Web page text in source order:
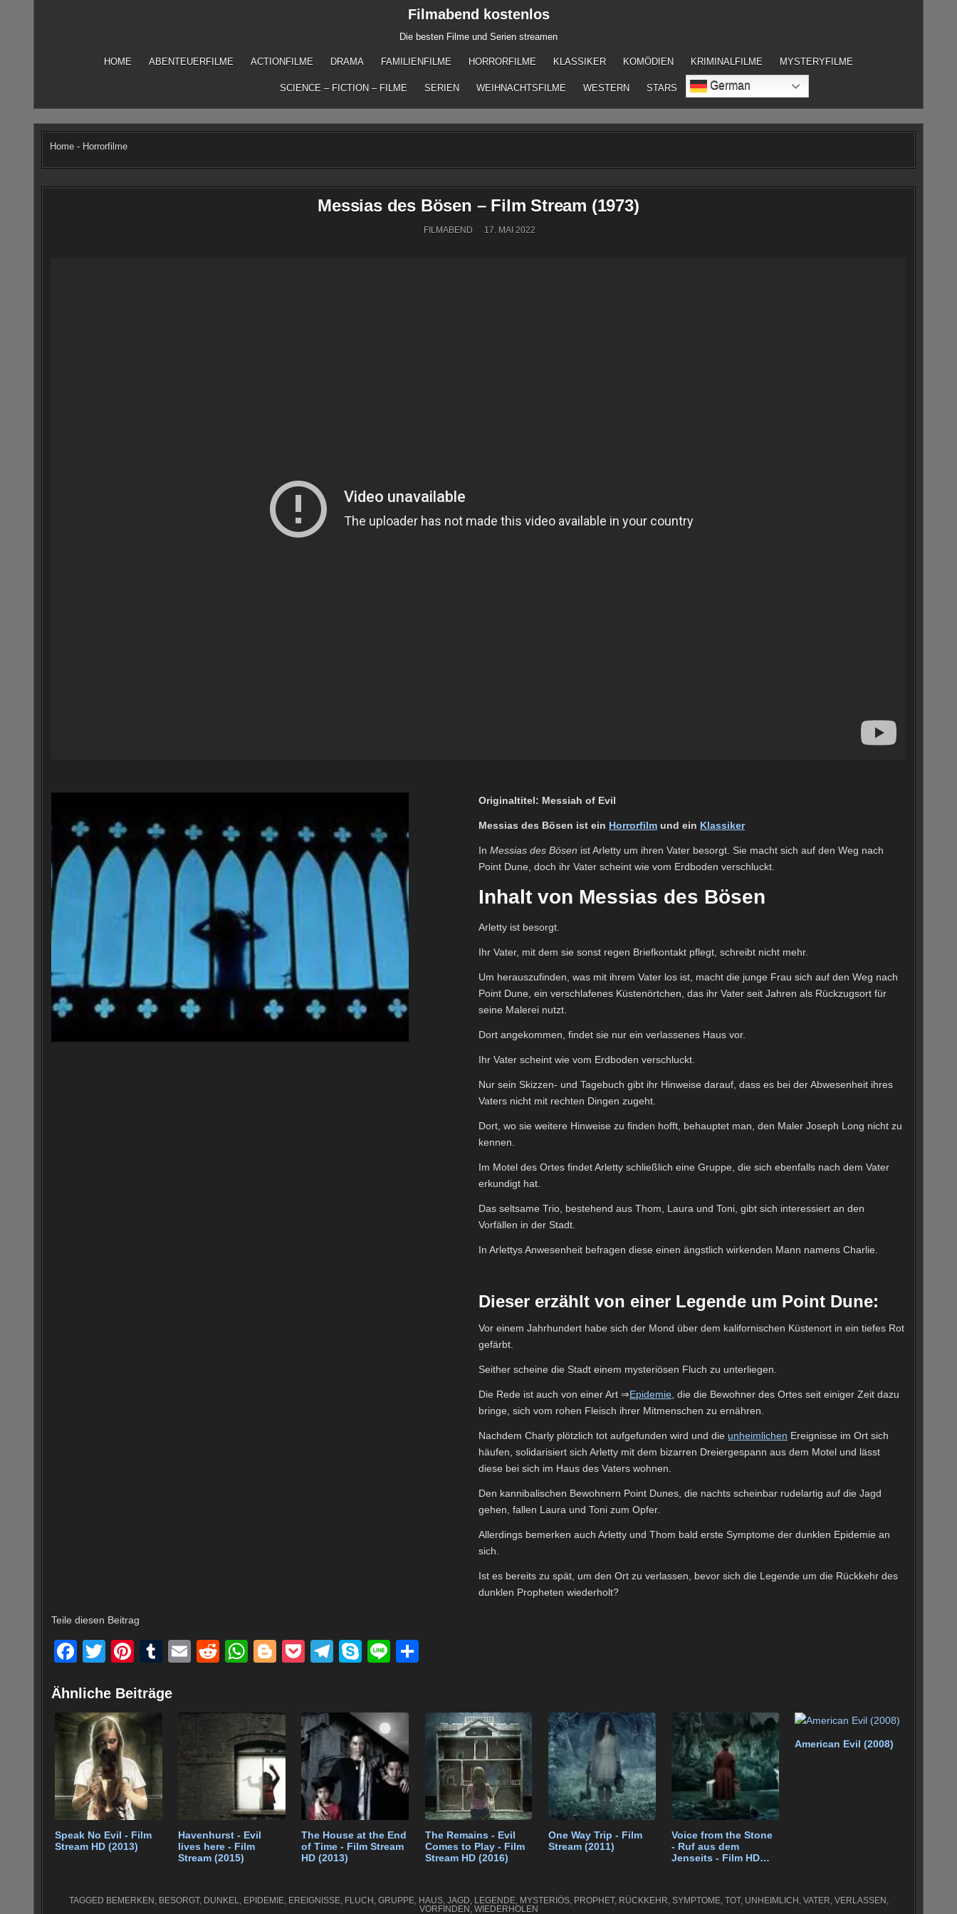
Filmabend kostenlos
Die besten Filme und Serien streamen
HOME ABENTEUERFILME ACTIONFILME DRAMA FAMILIENFILME HORRORFILME KLASSIKER KOMÖDIEN KRIMINALFILME MYSTERYFILME
SCIENCE – FICTION – FILME SERIEN WEIHNACHTSFILME WESTERN STARS German
Home - Horrorfilme
Messias des Bösen – Film Stream (1973)
FILMABEND 17. MAI 2022
Originaltitel: Messiah of Evil
Messias des Bösen ist ein Horrorfilm und ein Klassiker
In Messias des Bösen ist Arletty um ihren Vater besorgt. Sie macht sich auf den Weg nach
Point Dune, doch ihr Vater scheint wie vom Erdboden verschluckt.
Inhalt von Messias des Bösen
Arletty ist besorgt.
Ihr Vater, mit dem sie sonst regen Briefkontakt pflegt, schreibt nicht mehr.
Um herauszufinden, was mit ihrem Vater los ist, macht die junge Frau sich auf den Weg nach
Point Dune, ein verschlafenes Küstenörtchen, das ihr Vater seit Jahren als Rückzugsort für
seine Malerei nutzt.
Dort angekommen, findet sie nur ein verlassenes Haus vor.
Ihr Vater scheint wie vom Erdboden verschluckt.
Nur sein Skizzen- und Tagebuch gibt ihr Hinweise darauf, dass es bei der Abwesenheit ihres
Vaters nicht mit rechten Dingen zugeht.
Dort, wo sie weitere Hinweise zu finden hofft, behauptet man, den Maler Joseph Long nicht zu
kennen.
Im Motel des Ortes findet Arletty schließlich eine Gruppe, die sich ebenfalls nach dem Vater
erkundigt hat.
Das seltsame Trio, bestehend aus Thom, Laura und Toni, gibt sich interessiert an den
Vorfällen in der Stadt.
In Arlettys Anwesenheit befragen diese einen ängstlich wirkenden Mann namens Charlie.
Dieser erzählt von einer Legende um Point Dune:
Vor einem Jahrhundert habe sich der Mond über dem kalifornischen Küstenort in ein tiefes Rot
gefärbt.
Seither scheine die Stadt einem mysteriösen Fluch zu unterliegen.
Die Rede ist auch von einer Art ⇒Epidemie, die die Bewohner des Ortes seit einiger Zeit dazu
bringe, sich vom rohen Fleisch ihrer Mitmenschen zu ernähren.
Nachdem Charly plötzlich tot aufgefunden wird und die unheimlichen Ereignisse im Ort sich
häufen, solidarisiert sich Arletty mit dem bizarren Dreiergespann aus dem Motel und lässt
diese bei sich im Haus des Vaters wohnen.
Den kannibalischen Bewohnern Point Dunes, die nachts scheinbar rudelartig auf die Jagd
gehen, fallen Laura und Toni zum Opfer.
Allerdings bemerken auch Arletty und Thom bald erste Symptome der dunklen Epidemie an
sich.
Ist es bereits zu spät, um den Ort zu verlassen, bevor sich die Legende um die Rückkehr des
dunklen Propheten wiederholt?
Teile diesen Beitrag
F
c
e
b
o
o
k
T
tt
er
Pi
er
e
st
T
m
bl
E
R
di
t
W
s
A
p
p
Bl
g
er
P
et
T
gr
a
m
S
e
Li
n
Ähnliche Beiträge
Speak No Evil - Film
Stream HD (2013)
Havenhurst - Evil
lives here - Film
Stream (2015)
The House at the End
of Time - Film Stream
HD (2013)
The Remains - Evil
Comes to Play - Film
Stream HD (2016)
One Way Trip - Film
Stream (2011)
Voice from the Stone
- Ruf aus dem
Jenseits - Film HD
American Evil (2008)
TAGGED BEMERKEN , BESORGT, DUNKEL, EPIDEMIE, EREIGNISSE, FLUCH , GRUPPE, HAUS, JAGD, LEGENDE, MYSTERIÖS, PROPHET, RÜCKKEHR, SYMPTOME, TOT, UNHEIMLICH , VATER, VERLASSEN ,
VORFINDEN , WIEDERHOLEN